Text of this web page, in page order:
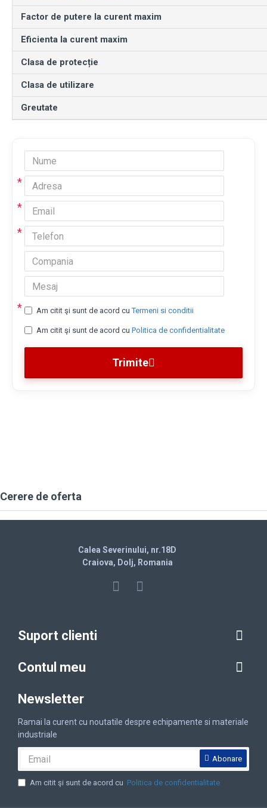
Factor de putere la curent maxim
Eficienta la curent maxim
Clasa de protecție
Clasa de utilizare
Greutate
Am citit şi sunt de acord cu Termeni si conditii
Am citit şi sunt de acord cu Politica de confidentialitate
Trimite
Cerere de oferta
Calea Severinului, nr.18D
Craiova, Dolj, Romania
Suport clienti
Contul meu
Newsletter
Ramai la curent cu noutatile despre echipamente si materiale
industriale
Abonare
Am citit şi sunt de acord cu Politica de confidentialitate